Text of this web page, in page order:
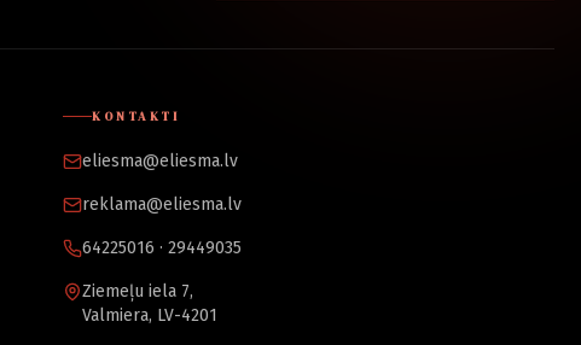
KONTAKTI
eliesma@eliesma.lv
reklama@eliesma.lv
64225016 · 29449035
Ziemeļu iela 7,
Valmiera, LV-4201